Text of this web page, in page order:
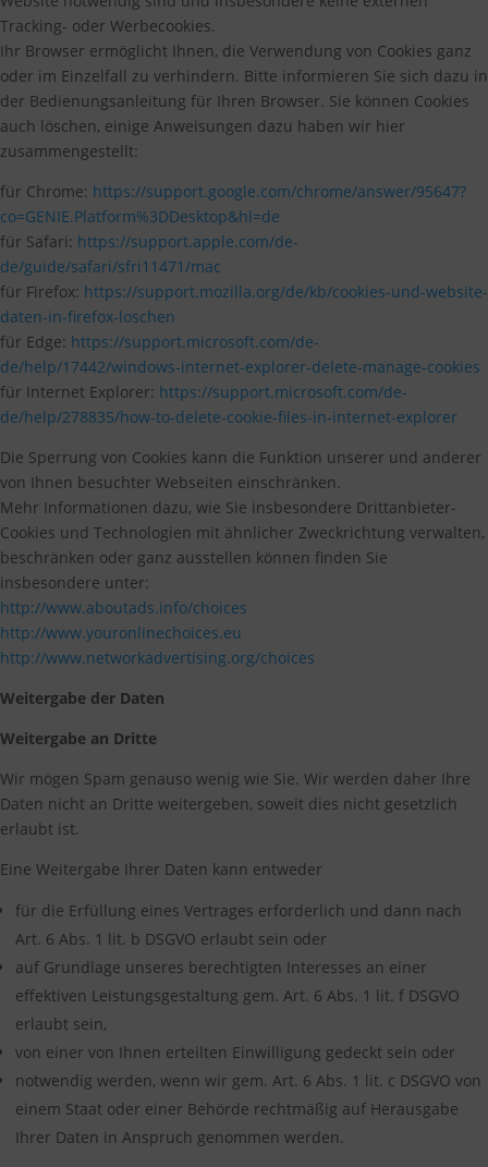
Tracking- oder Werbecookies.
Ihr Browser ermöglicht Ihnen, die Verwendung von Cookies ganz
oder im Einzelfall zu verhindern. Bitte informieren Sie sich dazu in
der Bedienungsanleitung für Ihren Browser. Sie können Cookies
auch löschen, einige Anweisungen dazu haben wir hier
zusammengestellt:
für Chrome: https://support.google.com/chrome/answer/95647?
co=GENIE.Platform%3DDesktop&hl=de
für Safari: https://support.apple.com/de-
de/guide/safari/sfri11471/mac
für Firefox: https://support.mozilla.org/de/kb/cookies-und-website-
daten-in-firefox-loschen
für Edge: https://support.microsoft.com/de-
de/help/17442/windows-internet-explorer-delete-manage-cookies
für Internet Explorer: https://support.microsoft.com/de-
de/help/278835/how-to-delete-cookie-files-in-internet-explorer
Die Sperrung von Cookies kann die Funktion unserer und anderer
von Ihnen besuchter Webseiten einschränken.
Mehr Informationen dazu, wie Sie insbesondere Drittanbieter-
Cookies und Technologien mit ähnlicher Zweckrichtung verwalten,
beschränken oder ganz ausstellen können finden Sie
insbesondere unter:
http://www.aboutads.info/choices
http://www.youronlinechoices.eu
http://www.networkadvertising.org/choices
Weitergabe der Daten
Weitergabe an Dritte
Wir mögen Spam genauso wenig wie Sie. Wir werden daher Ihre
Daten nicht an Dritte weitergeben, soweit dies nicht gesetzlich
erlaubt ist.
Eine Weitergabe Ihrer Daten kann entweder
für die Erfüllung eines Vertrages erforderlich und dann nach
Art. 6 Abs. 1 lit. b DSGVO erlaubt sein oder
auf Grundlage unseres berechtigten Interesses an einer
effektiven Leistungsgestaltung gem. Art. 6 Abs. 1 lit. f DSGVO
erlaubt sein,
von einer von Ihnen erteilten Einwilligung gedeckt sein oder
notwendig werden, wenn wir gem. Art. 6 Abs. 1 lit. c DSGVO von
einem Staat oder einer Behörde rechtmäßig auf Herausgabe
Ihrer Daten in Anspruch genommen werden.